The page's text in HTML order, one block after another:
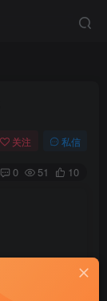
关注 私信
0 51 10